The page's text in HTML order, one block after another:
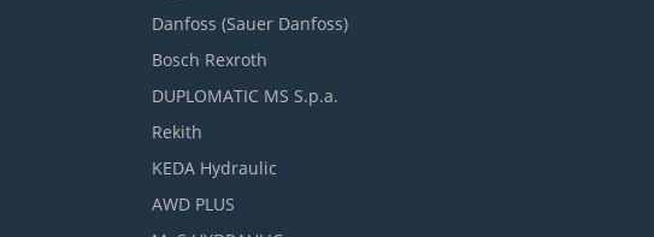
Danfoss (Sauer Danfoss)
Bosch Rexroth
DUPLOMATIC MS S.p.a.
Rekith
KEDA Hydraulic
AWD PLUS